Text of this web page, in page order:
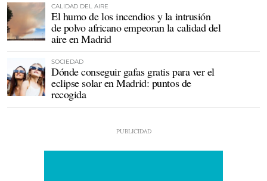
CALIDAD DEL AIRE
El humo de los incendios y la intrusión
de polvo africano empeoran la calidad del
aire en Madrid
SOCIEDAD
Dónde conseguir gafas gratis para ver el
eclipse solar en Madrid: puntos de
recogida